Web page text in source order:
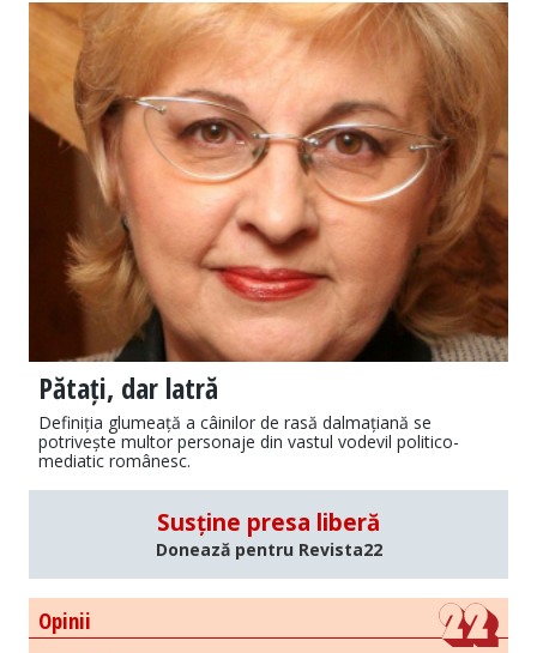
Pătați, dar latră
Definiția glumeață a câinilor de rasă dalmațiană se
potrivește multor personaje din vastul vodevil politico-
mediatic românesc.
Susține presa liberă
Donează pentru Revista22
Opinii